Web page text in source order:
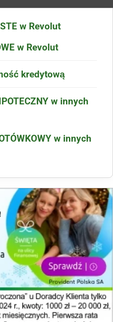
w Revolut
w Revolut
kredytową
w innych
w innych